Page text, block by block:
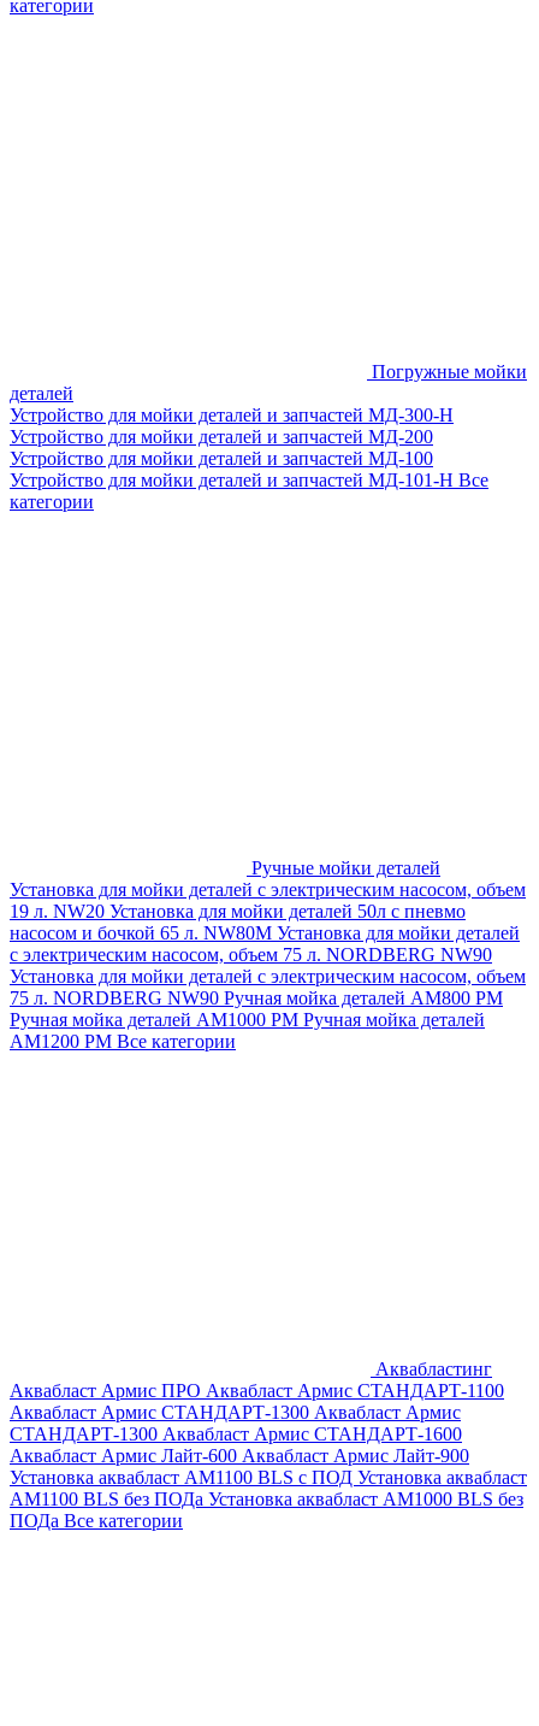
категории
Погружные мойки
деталей
Устройство для мойки деталей и запчастей МД-300-H
Устройство для мойки деталей и запчастей МД-200
Устройство для мойки деталей и запчастей МД-100
Устройство для мойки деталей и запчастей МД-101-Н Все
категории
Ручные мойки деталей
Установка для мойки деталей с электрическим насосом, объем
19 л. NW20 Установка для мойки деталей 50л с пневмо
насосом и бочкой 65 л. NW80M Установка для мойки деталей
с электрическим насосом, объем 75 л. NORDBERG NW90
Установка для мойки деталей с электрическим насосом, объем
75 л. NORDBERG NW90 Ручная мойка деталей АМ800 РМ
Ручная мойка деталей АМ1000 РМ Ручная мойка деталей
АМ1200 РМ Все категории
Аквабластинг
Аквабласт Армис ПРО Аквабласт Армис СТАНДАРТ-1100
Аквабласт Армис СТАНДАРТ-1300 Аквабласт Армис
СТАНДАРТ-1300 Аквабласт Армис СТАНДАРТ-1600
Аквабласт Армис Лайт-600 Аквабласт Армис Лайт-900
Установка аквабласт AM1100 BLS с ПОД Установка аквабласт
AM1100 BLS без ПОДа Установка аквабласт AM1000 BLS без
ПОДа Все категории